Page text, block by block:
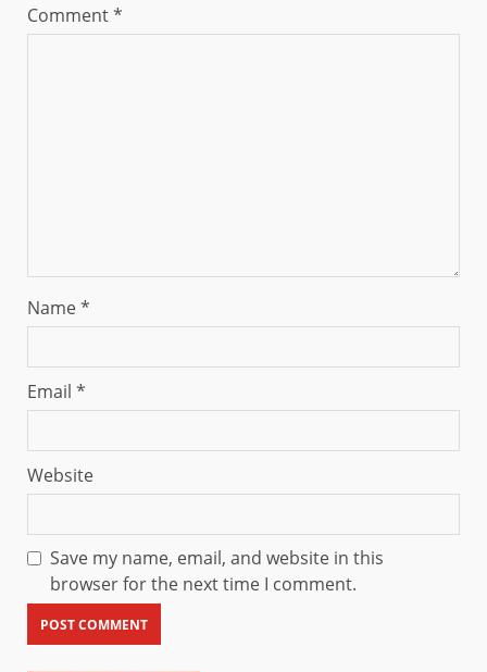
Comment*
Name*
Email *
Website
Save my name, email, and website in this
browser for the next time I comment.